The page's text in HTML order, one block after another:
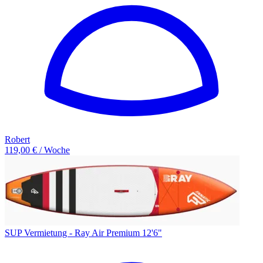
Robert
119,00 € / Woche
SUP Vermietung - Ray Air Premium 12'6"